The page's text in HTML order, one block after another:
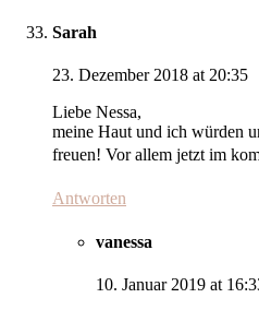
Sarah
23. Dezember 2018 at 20:35
Liebe Nessa,
meine Haut und ich würden
freuen! Vor allem jetzt im
Antworten
vanessa
10. Januar 2019 at